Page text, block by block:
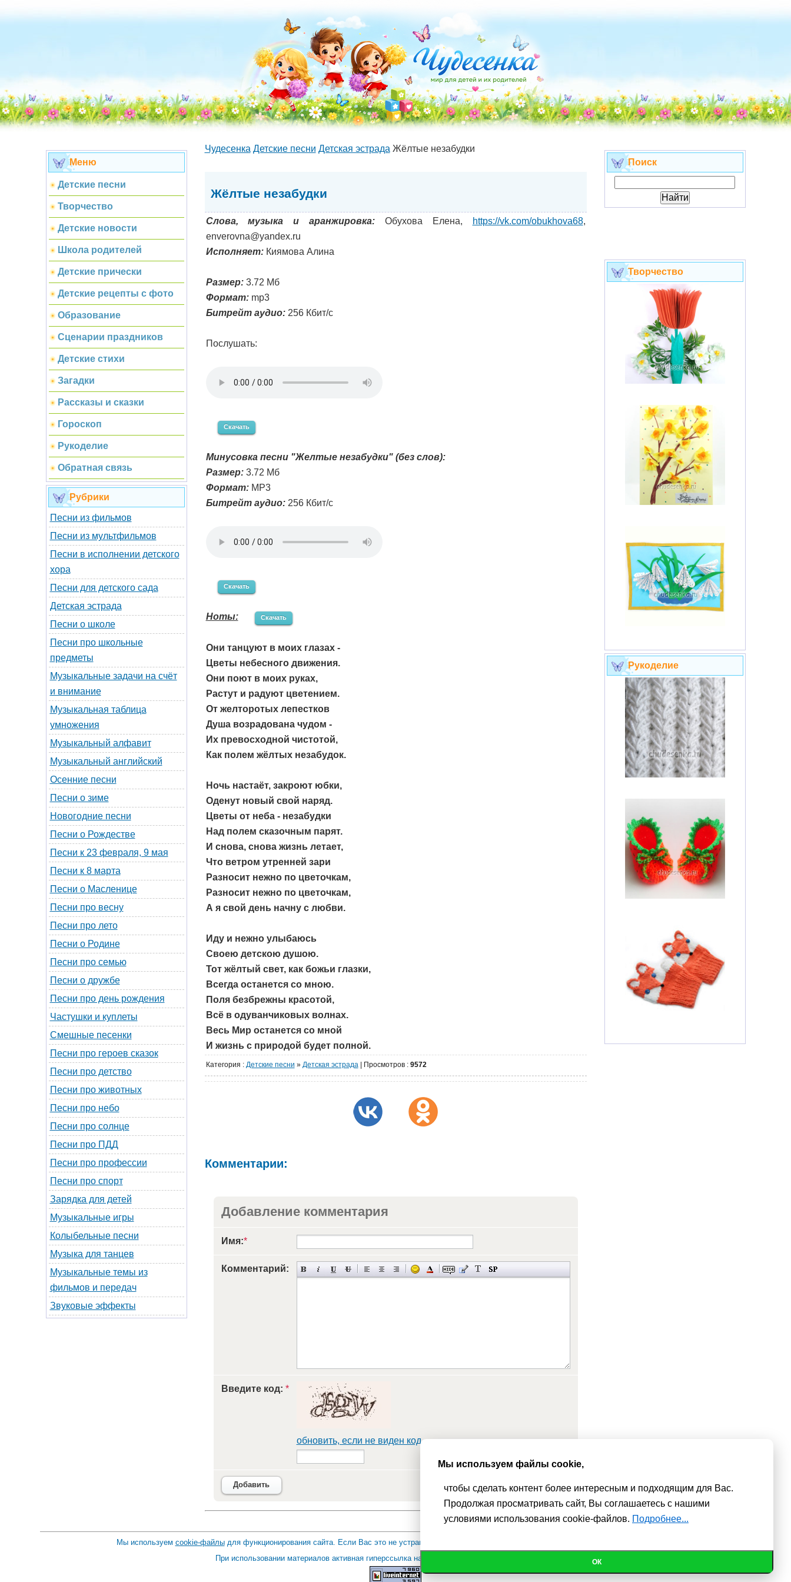
Меню
Детские песни
Творчество
Детские новости
Школа родителей
Детские прически
Детские рецепты с фото
Образование
Сценарии праздников
Детские стихи
Загадки
Рассказы и сказки
Гороскоп
Рукоделие
Обратная связь
Рубрики
Песни из фильмов
Песни из мультфильмов
Песни в исполнении детского
хора
Песни для детского сада
Детская эстрада
Песни о школе
Песни про школьные
предметы
Музыкальные задачи на счёт
и внимание
Музыкальная таблица
умножения
Музыкальный алфавит
Музыкальный английский
Осенние песни
Песни о зиме
Новогодние песни
Песни о Рождестве
Песни к 23 февраля, 9 мая
Песни к 8 марта
Песни о Масленице
Песни про весну
Песни про лето
Песни о Родине
Песни про семью
Песни о дружбе
Песни про день рождения
Частушки и куплеты
Смешные песенки
Песни про героев сказок
Песни про детство
Песни про животных
Песни про небо
Песни про солнце
Песни про ПДД
Песни про профессии
Песни про спорт
Зарядка для детей
Музыкальные игры
Колыбельные песни
Музыка для танцев
Музыкальные темы из
фильмов и передач
Звуковые эффекты
Чудесенка Детские песни Детская эстрада Жёлтые незабудки
Жёлтые незабудки
Слова, музыка и аранжировка: Обухова Елена, https://vk.com/obukhova68,
enverovna@yandex.ru
Исполняет:Киямова Алина
Размер:3.72 Мб
Формат:mp3
Битрейт аудио:256 Кбит/с
Послушать:
Скачать
Минусовка песни "Желтые незабудки" (без слов):
Размер:3.72 Мб
Формат:MP3
Битрейт аудио:256 Кбит/с
Скачать
Ноты: Скачать
Они танцуют в моих глазах -
Цветы небесного движения.
Они поют в моих руках,
Растут и радуют цветением.
От желторотых лепестков
Душа возрадована чудом -
Их превосходной чистотой,
Как полем жёлтых незабудок.
Ночь настаёт, закроют юбки,
Оденут новый свой наряд.
Цветы от неба - незабудки
Над полем сказочным парят.
И снова, снова жизнь летает,
Что ветром утренней зари
Разносит нежно по цветочкам,
Разносит нежно по цветочкам,
А я свой день начну с любви.
Иду и нежно улыбаюсь
Своею детскою душою.
Тот жёлтый свет, как божьи глазки,
Всегда останется со мною.
Поля безбрежны красотой,
Всё в одуванчиковых волнах.
Весь Мир останется со мной
И жизнь с природой будет полной.
Категория : Детские песни » Детская эстрада | Просмотров : 9572
Комментарии:
Добавление комментария
Имя:*
Комментарий:
Введите код: *
обновить, если не виден код
Добавить
Поиск
Творчество
Рукоделие
Мы используем cookie-файлыдля функционирования сайта. Если Вас это не устраивает, пожалуйста, покиньте сайт.
При использовании материалов активная гиперссылка на Сhudesenka.ru обязательна. © 2010 - 2026
Мы используем файлы cookie,
чтобы сделать контент более интересным и подходящим для Вас.
Продолжая просматривать сайт, Вы соглашаетесь с нашими
условиями использования cookie-файлов. Подробнее...
ОК